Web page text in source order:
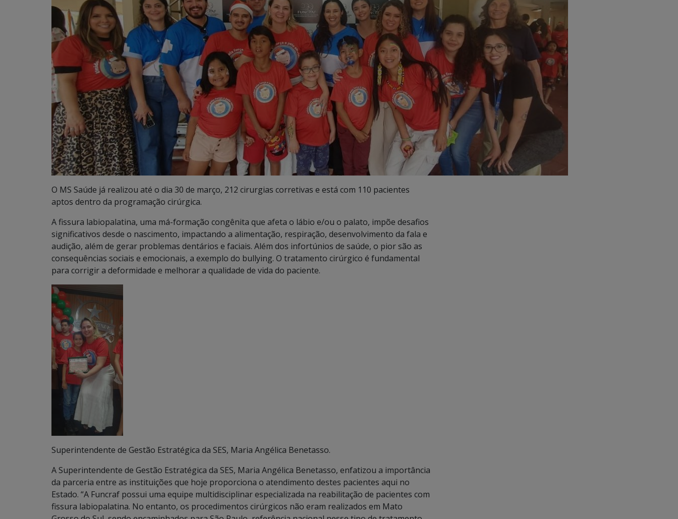
O MS Saúde já realizou até o dia 30 de março, 212 cirurgias corretivas e está com 110 pacientes
aptos dentro da programação cirúrgica.
A fissura labiopalatina, uma má-formação congênita que afeta o lábio e/ou o palato, impõe desafios
significativos desde o nascimento, impactando a alimentação, respiração, desenvolvimento da fala e
audição, além de gerar problemas dentários e faciais. Além dos infortúnios de saúde, o pior são as
consequências sociais e emocionais, a exemplo do bullying. O tratamento cirúrgico é fundamental
para corrigir a deformidade e melhorar a qualidade de vida do paciente.
Superintendente de Gestão Estratégica da SES, Maria Angélica Benetasso.
A Superintendente de Gestão Estratégica da SES, Maria Angélica Benetasso, enfatizou a importância
da parceria entre as instituições que hoje proporciona o atendimento destes pacientes aqui no
Estado. “A Funcraf possui uma equipe multidisciplinar especializada na reabilitação de pacientes com
fissura labiopalatina. No entanto, os procedimentos cirúrgicos não eram realizados em Mato